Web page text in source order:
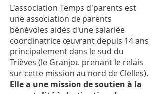
L'association Temps d'parents est
une association de parents
bénévoles aidés d'une salariée
coordinatrice œuvrant depuis 14 ans
principalement dans le sud du
Trièves (le Granjou prenant le relais
sur cette mission au nord de Clelles).
Elle a une mission de soutien à la